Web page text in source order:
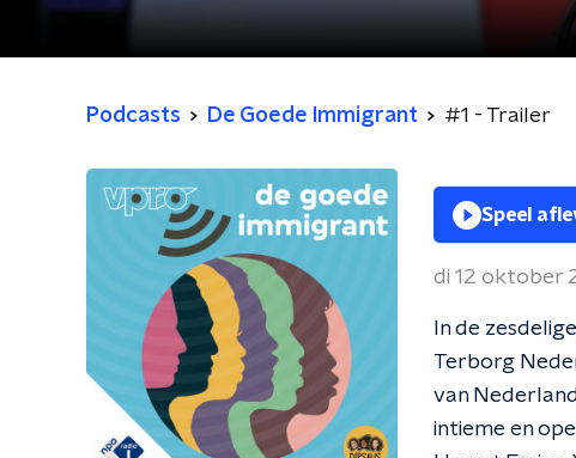
Podcasts De Goede Immigrant #1 - Trailer
Speel
di 12 oktober
In de
Terborg
van
intieme en